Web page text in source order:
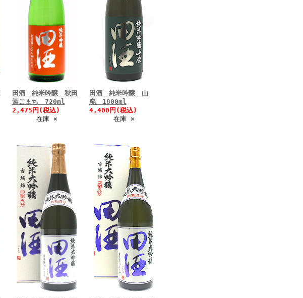
田酒 純米吟醸 秋田
酒こまち 720ml
2,475円(税込)
在庫 ×
田酒 純米吟醸 山
廃 1800ml
4,400円(税込)
在庫 ×